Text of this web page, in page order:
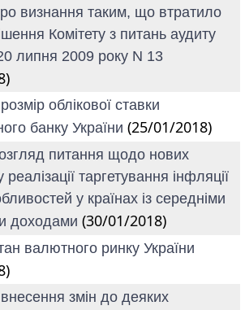
визнання таким, що втратило
Комітету з питань аудиту
липня 2009 року N 13
облікової ставки
банку України (25/01/2018)
питання щодо нових
реалізації таргетування інфляції
у країнах із середніми
доходами (30/01/2018)
валютного ринку України
змін до деяких